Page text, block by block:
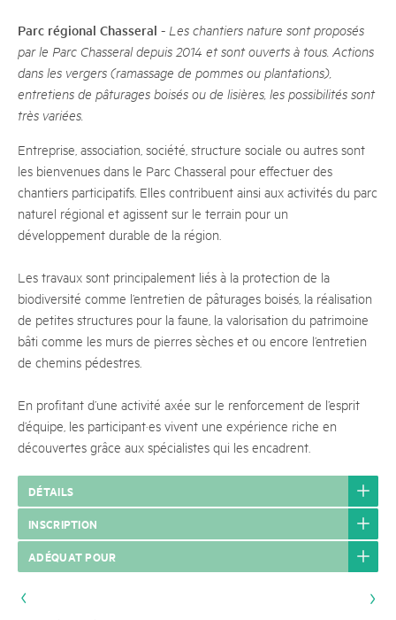
Parc régional Chasseral - Les chantiers nature sont proposés
par le Parc Chasseral depuis 2014 et sont ouverts à tous. Actions
dans les vergers (ramassage de pommes ou plantations),
entretiens de pâturages boisés ou de lisières, les possibilités sont
très variées.
Entreprise, association, société, structure sociale ou autres sont
les bienvenues dans le Parc Chasseral pour effectuer des
chantiers participatifs. Elles contribuent ainsi aux activités du parc
naturel régional et agissent sur le terrain pour un
développement durable de la région.
Les travaux sont principalement liés à la protection de la
biodiversité comme l’entretien de pâturages boisés, la réalisation
de petites structures pour la faune, la valorisation du patrimoine
bâti comme les murs de pierres sèches et ou encore l’entretien
de chemins pédestres.
En profitant d’une activité axée sur le renforcement de l’esprit
d’équipe, les participant·es vivent une expérience riche en
découvertes grâce aux spécialistes qui les encadrent.
DÉTAILS
INSCRIPTION
ADÉQUAT POUR